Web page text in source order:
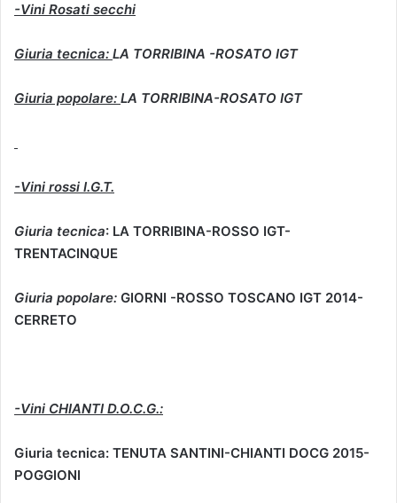
-Vini Rosati secchi
Giuria tecnica: LA TORRIBINA -ROSATO IGT
Giuria popolare: LA TORRIBINA-ROSATO IGT
-Vini rossi I.G.T.
Giuria tecnica: LA TORRIBINA-ROSSO IGT-
TRENTACINQUE
Giuria popolare: GIORNI -ROSSO TOSCANO IGT 2014-
CERRETO
-Vini CHIANTI D.O.C.G.:
Giuria tecnica: TENUTA SANTINI-CHIANTI DOCG 2015-
POGGIONI